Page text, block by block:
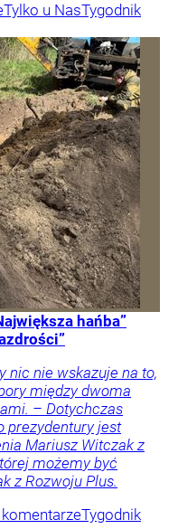
Tylko u NasTygodnik
hańba”
nic nie wskazuje na to,
między dwoma
– Dotychczas
prezydentury jest
Mariusz Witczak z
możemy być
z Rozwoju Plus.
Tygodnik